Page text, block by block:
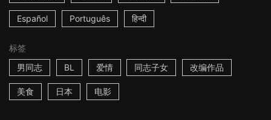
Español Português हिन्दी
标签
男同志
BL 爱情 同志子女 改编作品
美食 日本 电影